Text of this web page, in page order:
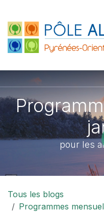
pour les
Tous les blogs
Programmes